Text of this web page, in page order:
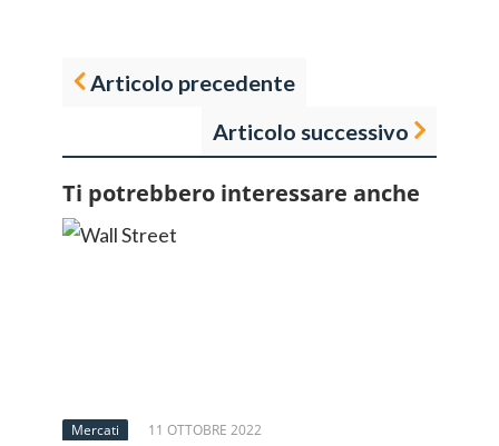
Articolo precedente
Articolo successivo
Ti potrebbero interessare anche
Mercati 11 OTTOBRE 2022